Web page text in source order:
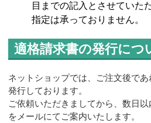
目までの記入とさせていた
指定は承っておりません。
適格請求書の発行につ
ネットショップでは、ご注文後で
発行しております。
ご依頼いただきましてから、数日
をメールにてご案内いたします。